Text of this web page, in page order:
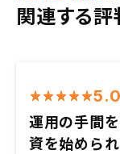
関連する評
5.0
運用の手間
資を始めら